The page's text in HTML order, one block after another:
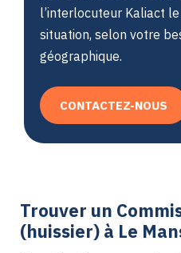
l’interlocuteur Kaliact
situation, selon votre
géographique.
CONTACTEZ-NOUS
Trouver un
(huissier) à Le